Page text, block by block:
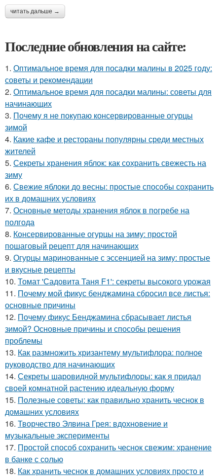
читать дальше →
Последние обновления на сайте:
1. Оптимальное время для посадки малины в 2025 году:
советы и рекомендации
2. Оптимальное время для посадки малины: советы для
начинающих
3. Почему я не покупаю консервированные огурцы
зимой
4. Какие кафе и рестораны популярны среди местных
жителей
5. Секреты хранения яблок: как сохранить свежесть на
зиму
6. Свежие яблоки до весны: простые способы сохранить
их в домашних условиях
7. Основные методы хранения яблок в погребе на
полгода
8. Консервированные огурцы на зиму: простой
пошаговый рецепт для начинающих
9. Огурцы маринованные с эссенцией на зиму: простые
и вкусные рецепты
10. Томат 'Садовита Таня F1': секреты высокого урожая
11. Почему мой фикус бенджамина сбросил все листья:
основные причины
12. Почему фикус Бенджамина сбрасывает листья
зимой? Основные причины и способы решения
проблемы
13. Как размножить хризантему мультифлора: полное
руководство для начинающих
14. Секреты шаровидной мультифлоры: как я придал
своей комнатной растению идеальную форму
15. Полезные советы: как правильно хранить чеснок в
домашних условиях
16. Творчество Элвина Грея: вдохновение и
музыкальные эксперименты
17. Простой способ сохранить чеснок свежим: хранение
в банке с солью
18. Как хранить чеснок в домашних условиях просто и